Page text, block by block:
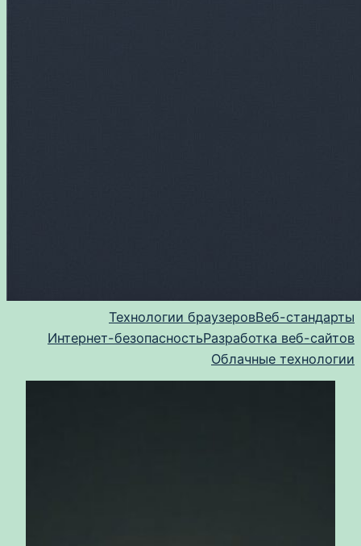
Технологии браузеровВеб-стандарты
Интернет-безопасностьРазработка веб-сайтов
Облачные технологии